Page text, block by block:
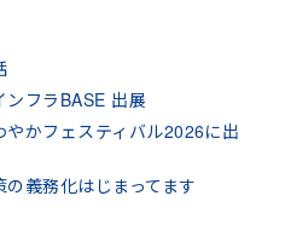
ンフラBASE 出展
やかフェスティバル2026に出
の義務化はじまってます